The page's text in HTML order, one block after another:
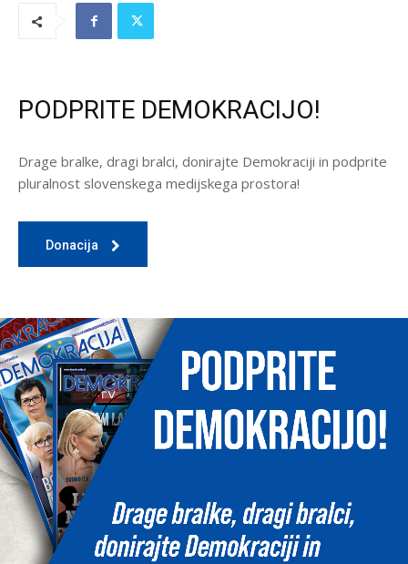
PODPRITE DEMOKRACIJO!
Drage bralke, dragi bralci, donirajte Demokraciji in podprite
pluralnost slovenskega medijskega prostora!
Donacija